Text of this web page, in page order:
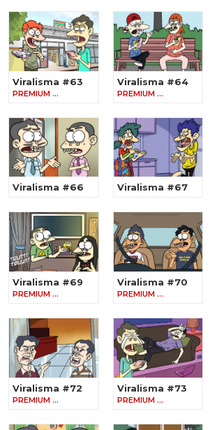
Viralisma #63
PREMIUM …
Viralisma #64
PREMIUM …
Viralisma #66 Viralisma #67
Viralisma #69
PREMIUM …
Viralisma #70
PREMIUM …
Viralisma #72
PREMIUM …
Viralisma #73
PREMIUM …